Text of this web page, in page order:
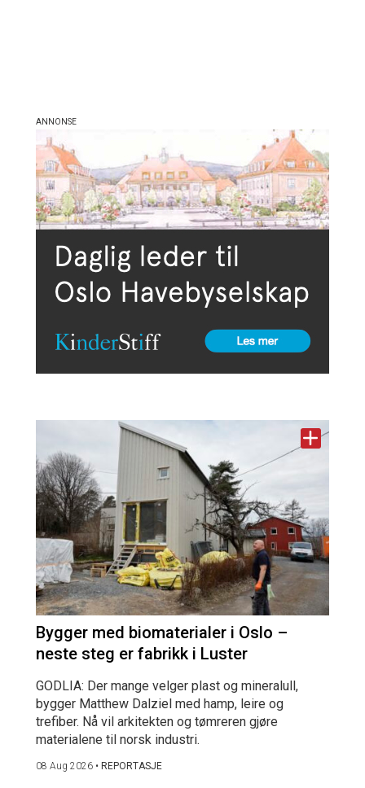
Bygger med biomaterialer i Oslo –
neste steg er fabrikk i Luster
GODLIA: Der mange velger plast og mineralull,
bygger Matthew Dalziel med hamp, leire og
trefiber. Nå vil arkitekten og tømreren gjøre
materialene til norsk industri.
08 Aug 2026 • REPORTASJE